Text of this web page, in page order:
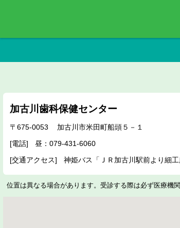
加古川歯科保健センター
675-0053
加古川市米田町船頭５－１
079-431-6060
神姫バス「ＪＲ加古川駅前より細
位置は異なる場合があります。受診する際は必ず医療機